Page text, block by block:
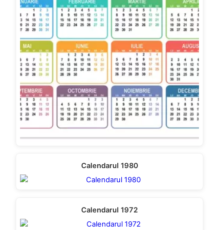
Calendarul 1980
Calendarul 1972